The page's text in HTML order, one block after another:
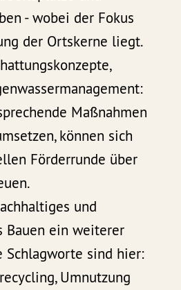
- wobei der Fokus
der Ortskerne liegt.
Maßnahmen
können sich
Förderrunde über
und
Bauen ein weiterer
Schlagworte sind hier:
Umnutzung